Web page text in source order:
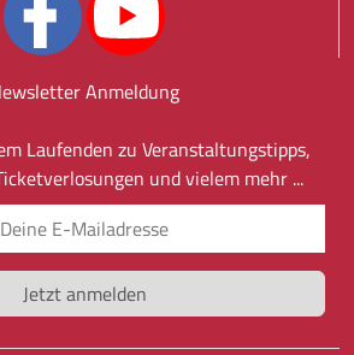
Anmeldung
Laufenden zu Veranstaltungstipps,
und vielem mehr ...